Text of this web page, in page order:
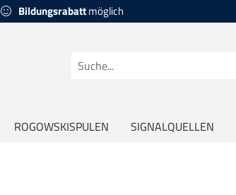
Bildungsrabattmöglich
ROGOWSKISPULEN SIGNALQUELLEN